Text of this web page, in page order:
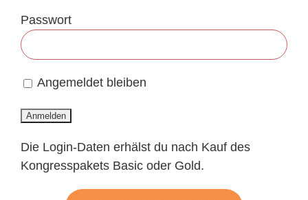
Passwort
Angemeldet bleiben
Die Login-Daten erhälst du nach Kauf des
Kongresspakets Basic oder Gold.